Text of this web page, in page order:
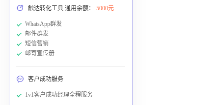
触达转化工具 通用余额： 5000元
WhatsApp群发
邮件群发
短信营销
邮寄宣传册
客户成功服务
1v1客户成功经理全程服务